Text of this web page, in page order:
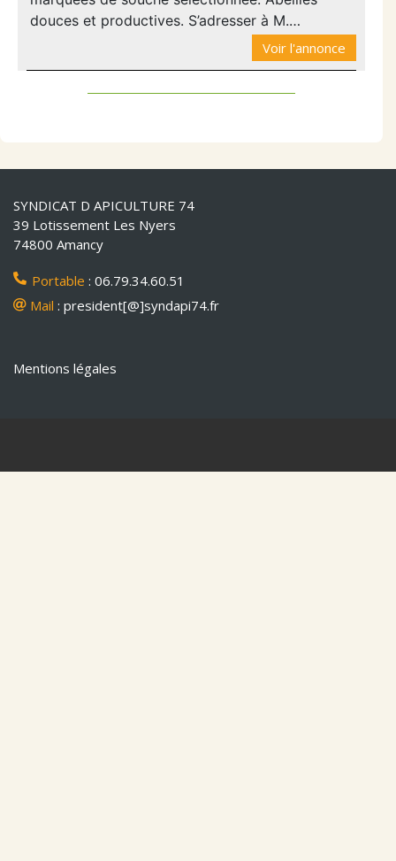
douces et productives. S’adresser à M.…
Voir l'annonce
SYNDICAT D APICULTURE 74
39 Lotissement Les Nyers
74800 Amancy
Portable : 06.79.34.60.51
Mail : president[@]syndapi74.fr
Mentions légales